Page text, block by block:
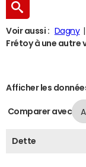
Voir aussi : Dagny
Frétoy à une autre
Afficher les
Comparer avec
Dette